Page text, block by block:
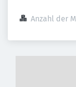
Anzahl der